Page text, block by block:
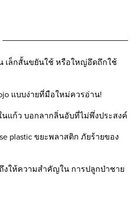
ล็กสั้นขยันใช้ หรือใหญ่อึดถึกใช้
แบบง่ายที่มือใหม่ควรอ่าน!
แก้ว บอกลากลิ่นอับที่ไม่พึ่งประสงค์
plastic ขยะพลาสติก ภัยร้ายของ
งให้ความสำคัญใน การปลูกป่าชาย